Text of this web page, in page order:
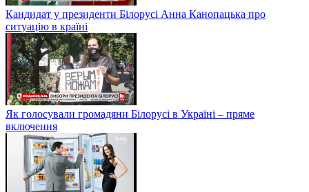
Кандидат у президенти Білорусі Анна Канопацька про
ситуацію в країні
Як голосували громадяни Білорусі в Україні – пряме
включення